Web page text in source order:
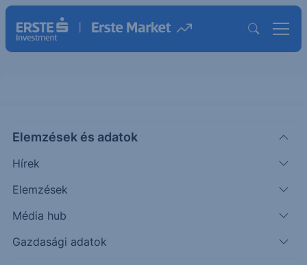
Elemzések és adatok
Hírek
Elemzések
Média hub
Gazdasági adatok
MMM(XETRA)
3M COMPANY
158.10
Időpont: 26.08.07. 17:34
Előző záró:
156.45